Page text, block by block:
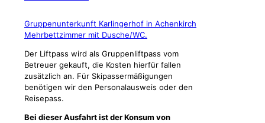
Gruppenunterkunft Karlingerhof in Achenkirch
Mehrbettzimmer mit Dusche/WC.
Der Liftpass wird als Gruppenliftpass vom
Betreuer gekauft, die Kosten hierfür fallen
zusätzlich an. Für Skipassermäßigungen
benötigen wir den Personalausweis oder den
Reisepass.
Bei dieser Ausfahrt ist der Konsum von